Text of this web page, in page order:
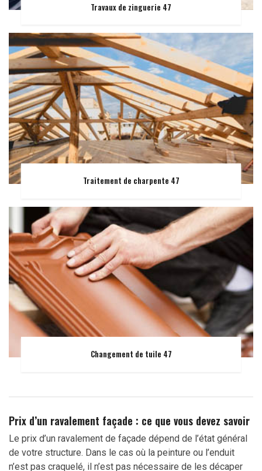
Travaux de zinguerie 47
Traitement de charpente 47
Changement de tuile 47
Prix d’un ravalement façade : ce que vous devez savoir
Le prix d’un ravalement de façade dépend de l’état général
de votre structure. Dans le cas où la peinture ou l’enduit
n’est pas craquelé, il n’est pas nécessaire de les décaper